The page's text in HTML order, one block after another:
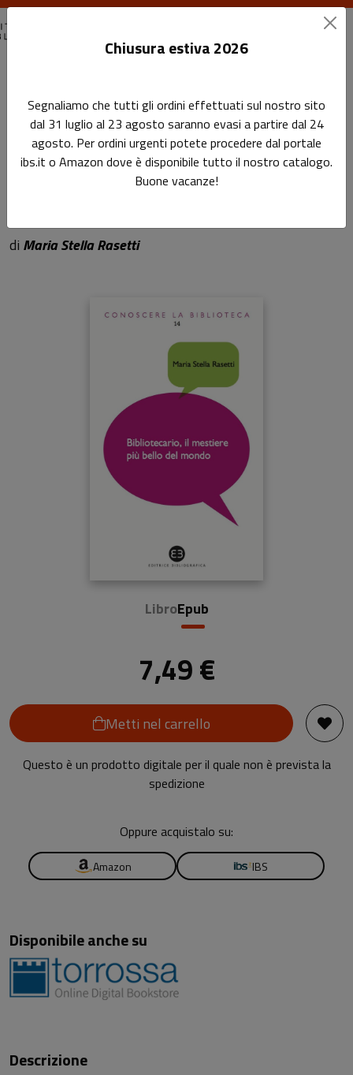
Bibliotecario, il mestiere più bello del mondo
Bibliotecario, il mestiere
più bello del mondo
Sottotitolo non presente
di Maria Stella Rasetti
LibroEpub
7,49 €
Metti nel carrello
Questo è un prodotto digitale per il quale non è prevista la
spedizione
Oppure acquistalo su:
Amazon IBS
Disponibile anche su
Descrizione
Chiusura estiva 2026
Segnaliamo che tutti gli ordini effettuati sul nostro sito
dal 31 luglio al 23 agosto saranno evasi a partire dal 24
agosto. Per ordini urgenti potete procedere dal portale
ibs.it o Amazon dove è disponibile tutto il nostro catalogo.
Buone vacanze!